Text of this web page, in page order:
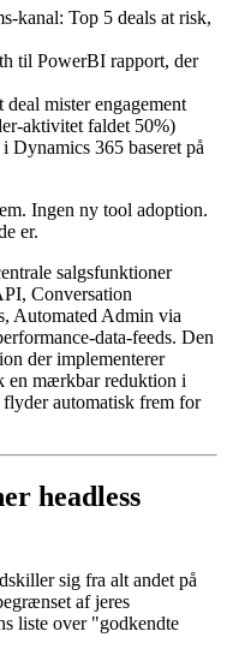
kanal: Top 5 deals at risk,
til PowerBI rapport, der
mister engagement
aktivitet faldet 50%)
Dynamics 365 baseret på
Ingen ny tool adoption.
er.
salgsfunktioner
Conversation
Automated Admin via
data-feeds. Den
der implementerer
en mærkbar reduktion i
automatisk frem for
headless
sig fra alt andet på
af jeres
liste over "godkendte